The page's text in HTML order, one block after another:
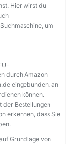
Hier wirst du
um
durch Amazon
eingebunden, an
können.
der Bestellungen
erkennen, dass Sie
Grundlage von